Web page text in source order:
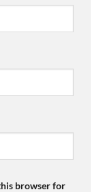
browser for